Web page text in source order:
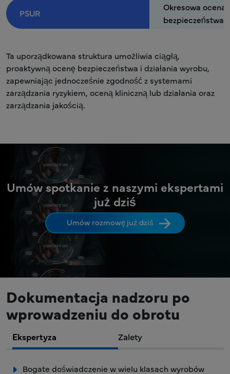
PSUR
Okresowa ocena
bezpieczeństwa
Ta uporządkowana struktura umożliwia ciągłą,
proaktywną ocenę bezpieczeństwa i działania wyrobu,
zapewniając jednocześnie zgodność z systemami
zarządzania ryzykiem, oceną kliniczną lub działania oraz
zarządzania jakością.
Umów spotkanie z naszymi ekspertami
już dziś
Umów rozmowę już dziś
Dokumentacja nadzoru po
wprowadzeniu do obrotu
Ekspertyza Zalety
Bogate doświadczenie w wielu klasach wyrobów